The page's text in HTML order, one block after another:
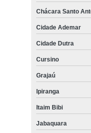
Chácara Santo
Cidade Ademar
Cidade Dutra
Cursino
Grajaú
Ipiranga
Itaim Bibi
Jabaquara